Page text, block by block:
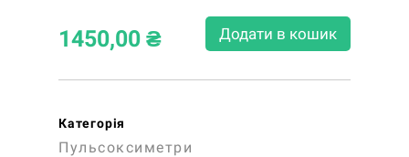
1450,00 ₴ Додати в кошик
Категорія
Пульсоксиметри